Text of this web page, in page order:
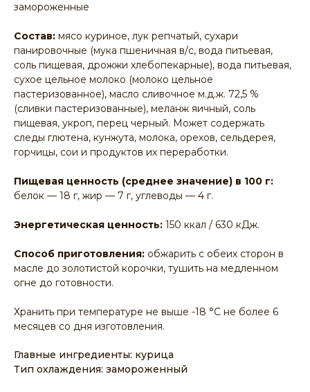
замороженные
Состав: мясо куриное, лук репчатый, сухари
панировочные (мука пшеничная в/с, вода питьевая,
соль пищевая, дрожжи хлебопекарные), вода питьевая,
сухое цельное молоко (молоко цельное
пастеризованное), масло сливочное м.д.ж. 72,5 %
(сливки пастеризованные), меланж яичный, соль
пищевая, укроп, перец черный. Может содержать
следы глютена, кунжута, молока, орехов, сельдерея,
горчицы, сои и продуктов их переработки.
Пищевая ценность (среднее значение) в 100 г:
белок — 18 г, жир — 7 г, углеводы — 4 г.
Энергетическая ценность: 150 ккал / 630 кДж.
Способ приготовления: обжарить с обеих сторон в
масле до золотистой корочки, тушить на медленном
огне до готовности.
Хранить при температуре не выше -18 °C не более 6
месяцев со дня изготовления.
Главные ингредиенты: курица
Тип охлаждения: замороженный